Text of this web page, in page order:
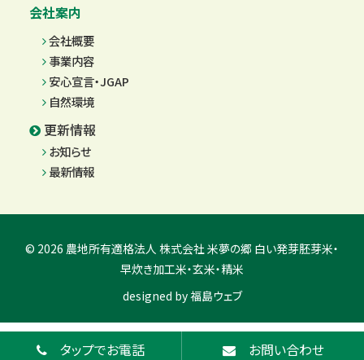
会社案内
会社概要
事業内容
安心宣言・JGAP
自然環境
更新情報
お知らせ
最新情報
タップでお電話 お問い合わせ
© 2026 農地所有適格法人 株式会社 米夢の郷 白い発芽胚芽米・
早炊き加工米・玄米・精米
designed by福島ウェブ